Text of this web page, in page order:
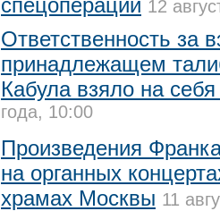
спецоперации 12
Ответственность за
принадлежащем
Кабула взяло на
года, 10:00
Произведения
на органных
храмах Москвы 11